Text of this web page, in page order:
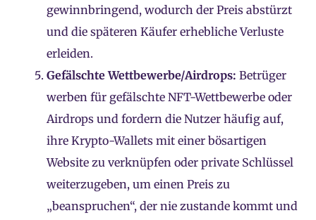
gewinnbringend, wodurch der Preis abstürzt
und die späteren Käufer erhebliche Verluste
erleiden.
Gefälschte Wettbewerbe/Airdrops: Betrüger
werben für gefälschte NFT-Wettbewerbe oder
Airdrops und fordern die Nutzer häufig auf,
ihre Krypto-Wallets mit einer bösartigen
Website zu verknüpfen oder private Schlüssel
weiterzugeben, um einen Preis zu
„beanspruchen“, der nie zustande kommt und